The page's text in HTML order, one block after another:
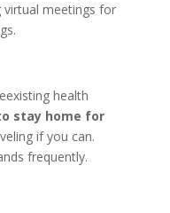
meetings for
health
stay home for
if you can.
frequently.